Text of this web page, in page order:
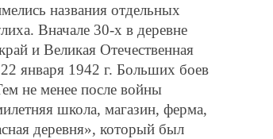
названия отдельных
Вначале 30-х в деревне
и Великая Отечественная
января 1942 г. Больших боев
не менее после войны
школа, магазин, ферма,
деревня», который был